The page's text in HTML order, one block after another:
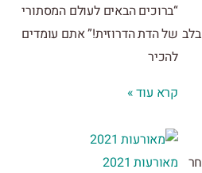
“ברוכים הבאים לעולם המסתורי
של הדת הדרוזית!” אתם עומדים
להכיר
קרא עוד »
מאורעות 2021